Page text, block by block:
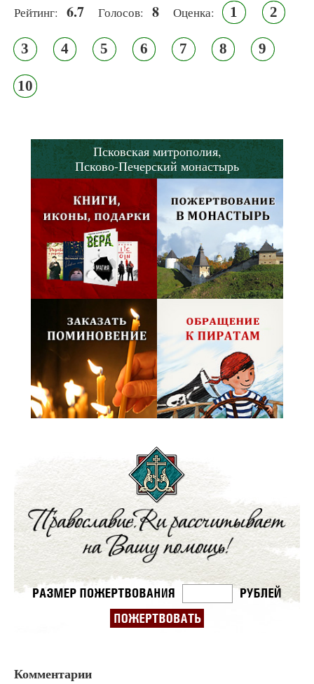
Рейтинг: 6.7 Голосов: 8 Оценка: 1 2
3 4 5 6 7 8 9
10
Псковская митрополия,
Псково-Печерский монастырь
Комментарии